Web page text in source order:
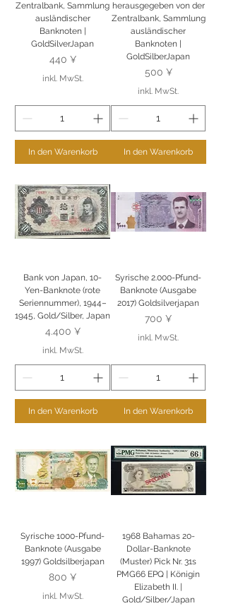
Zentralbank, Sammlung
ausländischer
Banknoten |
GoldSilverJapan
Preis
440 ¥
inkl. MwSt.
In den Warenkorb
herausgegeben von der
Zentralbank, Sammlung
ausländischer
Banknoten |
GoldSilberJapan
Preis
500 ¥
inkl. MwSt.
In den Warenkorb
Bank von Japan, 10-
Yen-Banknote (rote
Seriennummer), 1944–
1945, Gold/Silber, Japan
Preis
4.400 ¥
inkl. MwSt.
In den Warenkorb
Syrische 2.000-Pfund-
Banknote (Ausgabe
2017) Goldsilverjapan
Preis
700 ¥
inkl. MwSt.
In den Warenkorb
Syrische 1000-Pfund-
Banknote (Ausgabe
1997) Goldsilberjapan
Preis
800 ¥
inkl. MwSt.
1968 Bahamas 20-
Dollar-Banknote
(Muster) Pick Nr. 31s
PMG66 EPQ | Königin
Elizabeth II. |
Gold/Silber/Japan